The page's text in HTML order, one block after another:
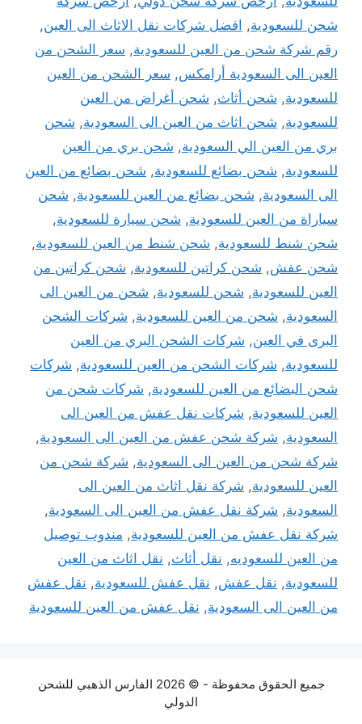
شحن للسعودية, افضل شركات نقل الاثاث الى العين,
رقم شركة شحن من العين للسعودية, سعر الشحن من
العين الى السعودية أرامكس, سعر الشحن من العين
للسعودية, شحن أثاث, شحن أغراض من العين
للسعودية, شحن اثاث من العين الى السعودية, شحن
بري من العين الي السعودية, شحن بري من العين
للسعودية, شحن بضائع للسعودية, شحن بضائع من العين
الى السعودية, شحن بضائع من العين للسعودية, شحن
سياراة من العين للسعودية, شحن سيارة للسعودية,
شحن شنط للسعودية, شحن شنط من العين للسعودية,
شحن عفش, شحن كراتين للسعودية, شحن كراتين من
العين للسعودية, شحن للسعودية, شحن من العين الى
السعودية, شحن من العين للسعودية, شركات الشحن
البرى في العين, شركات الشحن البري من العين
للسعودية, شركات الشحن من العين للسعودية, شركات
شحن البضائع من العين للسعودية, شركات شحن من
العين للسعودية, شركات نقل عفش من العين الى
السعودية, شركة شحن عفش من العين الى السعودية,
شركة شحن من العين الى السعودية, شركة شحن من
العين للسعودية, شركة نقل اثاث من العين الى
السعودية, شركة نقل عفش من العين الى السعودية,
شركة نقل عفش من العين للسعودية, مندوب توصيل
من العين للسعوديه, نقل أثاث, نقل اثاث من العين
للسعودية, نقل عفش, نقل عفش للسعودية, نقل عفش
من العين الى السعودية, نقل عفش من العين للسعودية
جميع الحقوق محفوظة - © 2026 الفارس الذهبي للشحن
الدولي